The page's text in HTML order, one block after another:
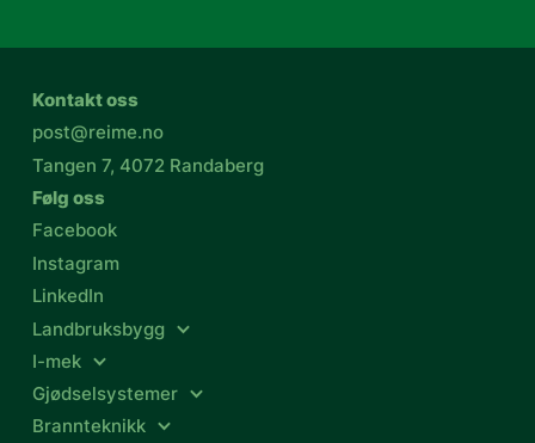
Kontakt oss
post@reime.no
Tangen 7, 4072 Randaberg
Følg oss
Facebook
Instagram
LinkedIn
Landbruksbygg
I-mek
Gjødselsystemer
Brannteknikk